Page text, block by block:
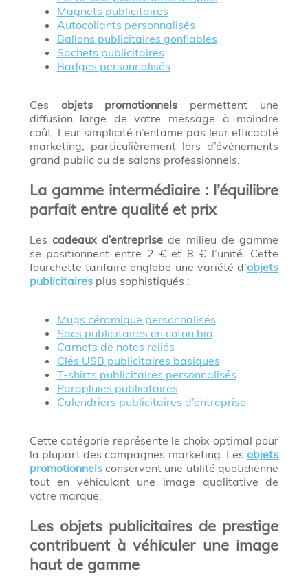
Magnets publicitaires
Autocollants personnalisés
Ballons publicitaires gonflables
Sachets publicitaires
Badges personnalisés
Ces objets promotionnels permettent une
diffusion large de votre message à moindre
coût. Leur simplicité n’entame pas leur efficacité
marketing, particulièrement lors d’événements
grand public ou de salons professionnels.
La gamme intermédiaire : l’équilibre
parfait entre qualité et prix
Les cadeaux d’entreprise de milieu de gamme
se positionnent entre 2 € et 8 € l’unité. Cette
fourchette tarifaire englobe une variété d’objets
publicitairesplus sophistiqués :
Mugs céramique personnalisés
Sacs publicitaires en coton bio
Carnets de notes reliés
Clés USB publicitaires basiques
T-shirts publicitaires personnalisés
Parapluies publicitaires
Calendriers publicitaires d’entreprise
Cette catégorie représente le choix optimal pour
la plupart des campagnes marketing. Lesobjets
promotionnelsconservent une utilité quotidienne
tout en véhiculant une image qualitative de
votre marque.
Les objets publicitaires de prestige
contribuent à véhiculer une image
haut de gamme